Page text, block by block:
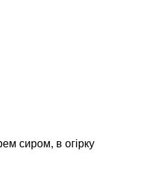
сиром, в огірку